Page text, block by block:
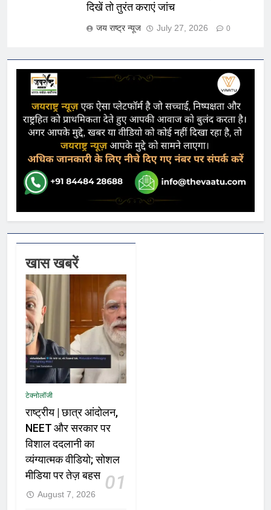
दिखें तो तुरंत कराएं जांच
जय राष्ट्र न्यूज July 27, 2026 0
खास खबरें
टेक्नोलॉजी
राष्ट्रीय | छात्र आंदोलन,
NEET और सरकार पर
विशाल ददलानी का
व्यंग्यात्मक वीडियो; सोशल
मीडिया पर तेज़ बहस 01
August 7, 2026